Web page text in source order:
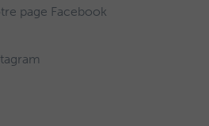
page Facebook